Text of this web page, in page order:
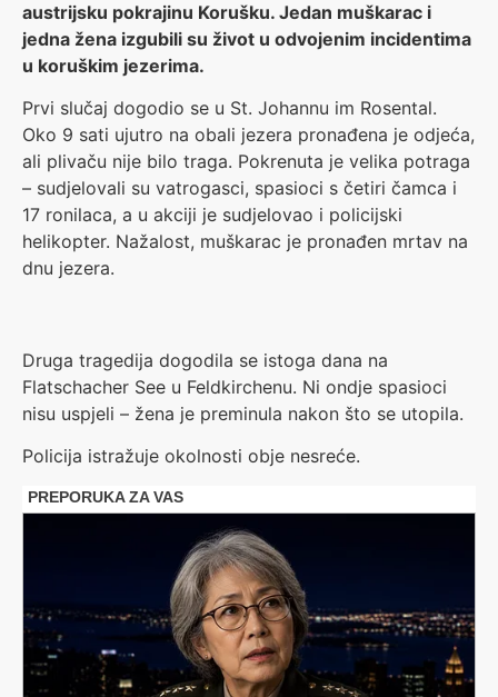
austrijsku pokrajinu Korušku. Jedan muškarac i
jedna žena izgubili su život u odvojenim incidentima
u koruškim jezerima.
Prvi slučaj dogodio se u St. Johannu im Rosental.
Oko 9 sati ujutro na obali jezera pronađena je odjeća,
ali plivaču nije bilo traga. Pokrenuta je velika potraga
– sudjelovali su vatrogasci, spasioci s četiri čamca i
17 ronilaca, a u akciji je sudjelovao i policijski
helikopter. Nažalost, muškarac je pronađen mrtav na
dnu jezera.
Druga tragedija dogodila se istoga dana na
Flatschacher See u Feldkirchenu. Ni ondje spasioci
nisu uspjeli – žena je preminula nakon što se utopila.
Policija istražuje okolnosti obje nesreće.